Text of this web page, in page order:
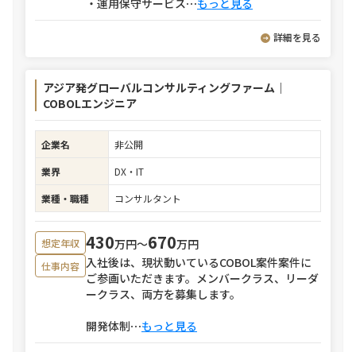
・運用保守サービス⋯もっと見る
詳細を見る
アジア発グローバルコンサルティングファーム｜
COBOLエンジニア
企業名
非公開
業界
DX・IT
業種・職種
コンサルタント
想定年収 430万円〜670万円
仕事内容 入社後は、現状動いているCOBOL案件案件に
ご参画いただきます。メンバークラス、リーダ
ークラス、両方を募集します。
開発体制⋯もっと見る